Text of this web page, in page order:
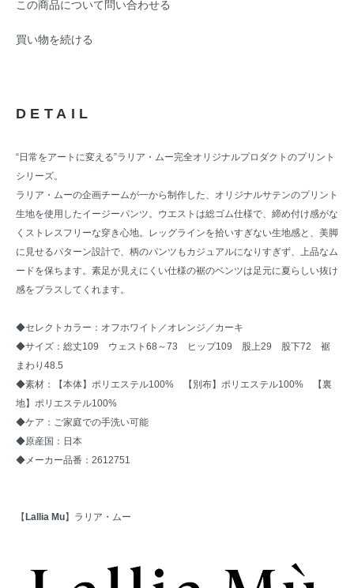
この商品について問い合わせる
買い物を続ける
DETAIL
“日常をアートに変える”ラリア・ムー完全オリジナルプロダクトのプリント
シリーズ。
ラリア・ムーの企画チームが一から制作した、オリジナルサテンのプリント
生地を使用したイージーパンツ。ウエストは総ゴム仕様で、締め付け感がな
くストレスフリーな穿き心地。レッグラインを拾いすぎない生地感と、美脚
に見せるパターン設計で、柄のパンツもカジュアルになりすぎず、上品なム
ードを保ちます。素足が見えにくい仕様の裾のベンツは足元に夏らしい抜け
感をプラスしてくれます。
◆セレクトカラー：オフホワイト／オレンジ／カーキ
◆サイズ：総丈109 ウェスト68～73 ヒップ109 股上29 股下72 裾
まわり48.5
◆素材：【本体】ポリエステル100% 【別布】ポリエステル100% 【裏
地】ポリエステル100%
◆ケア：ご家庭での手洗い可能
◆原産国：日本
◆メーカー品番：2612751
【 Lallia Mu】ラリア・ムー